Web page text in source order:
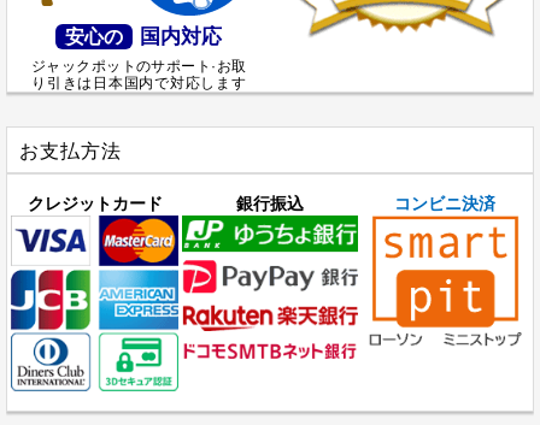
安心の 国内対応
ジャックポットのサポート·お取
り引きは日本国内で対応します
お支払方法
クレジットカード 銀行振込 コンビニ決済